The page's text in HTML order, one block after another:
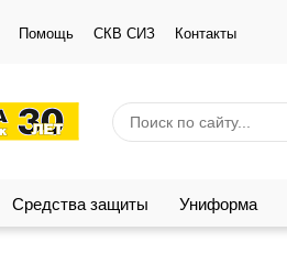
Помощь СКВ СИЗ Контакты
Средства защиты Униформа